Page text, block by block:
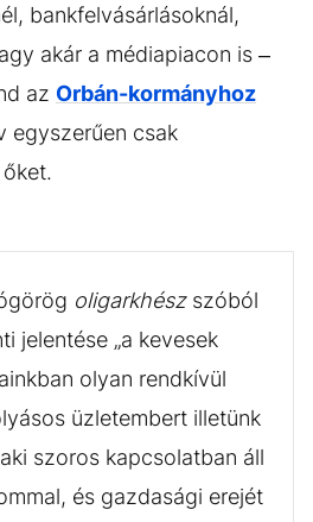
bankfelvásárlásoknál,
akár a médiapiacon is –
az Orbán-kormányhoz
egyszerűen csak
oligarkhészszóból
jelentése „a kevesek
olyan rendkívül
üzletembert illetünk
szoros kapcsolatban áll
és gazdasági erejét